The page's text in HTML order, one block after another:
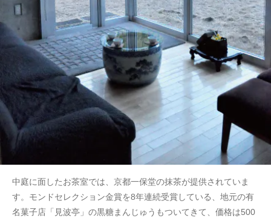
中庭に面したお茶室では、京都一保堂の抹茶が提供されていま
す。モンドセレクション金賞を8年連続受賞している、地元の有
名菓子店「見波亭」の黒糖まんじゅうもついてきて、価格は500